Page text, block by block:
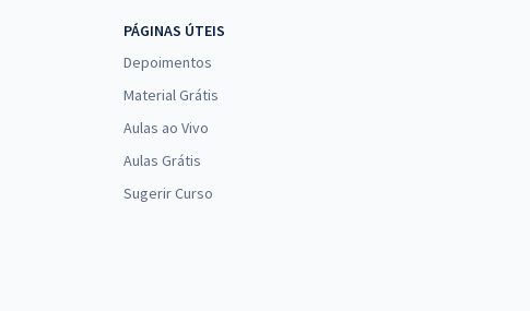
PÁGINAS ÚTEIS
Depoimentos
Material Grátis
Aulas ao Vivo
Aulas Grátis
Sugerir Curso